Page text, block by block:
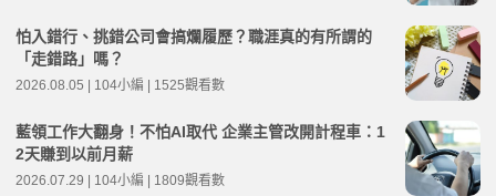
怕入錯行、挑錯公司會搞爛履歷？職涯真的有所謂的
「走錯路」嗎？
2026.08.05 | 104小編 | 1525觀看數
藍領工作大翻身！不怕AI取代 企業主管改開計程車：1
2天賺到以前月薪
2026.07.29 | 104小編 | 1809觀看數